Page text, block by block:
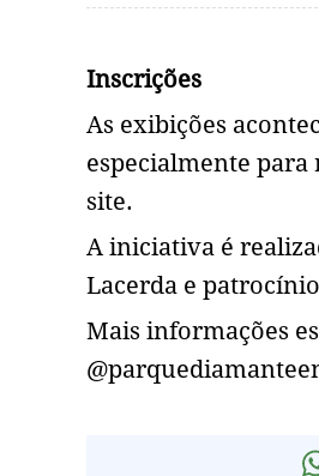
Inscrições
As exibições
especialmente para
site.
A iniciativa é
Lacerda e
Mais informações